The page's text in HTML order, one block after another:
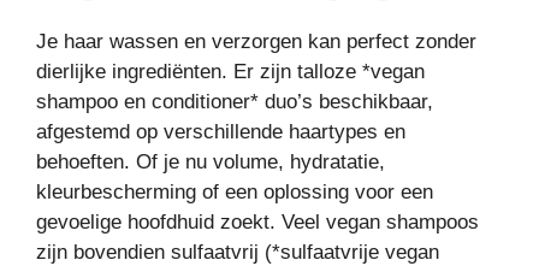
Je haar wassen en verzorgen kan perfect zonder
dierlijke ingrediënten. Er zijn talloze *vegan
shampoo en conditioner* duo’s beschikbaar,
afgestemd op verschillende haartypes en
behoeften. Of je nu volume, hydratatie,
kleurbescherming of een oplossing voor een
gevoelige hoofdhuid zoekt. Veel vegan shampoos
zijn bovendien sulfaatvrij (*sulfaatvrije vegan